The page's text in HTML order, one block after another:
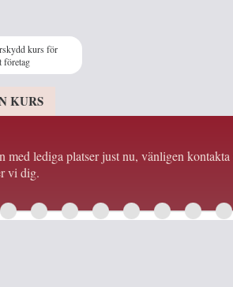
kurs för
företag
KURS
lediga platser just nu, vänligen kontakta
vi dig.